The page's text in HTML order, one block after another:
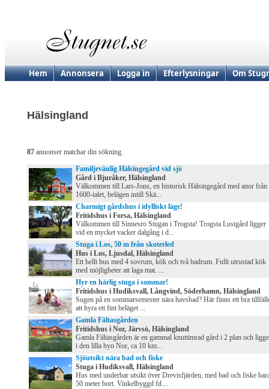
Hem Annonsera Logga in Efterlysningar Om
Hälsingland
87 annonser matchar din sökning.
Familjevänlig Hälsingegård vid sjö
Gård i Bjuråker, Hälsingland
Välkommen till Lars-Jons, en historisk Hälsingegård med anor från
1600-talet, belägen intill Skä...
Charmigt gårdshus i idylliskt läge!
Fritidshus i Forsa, Hälsingland
Välkommen till Sinnesro Stugan i Trogsta! Trogsta Lustgård ligger
vid en mycket vacker dalgång i d...
Stuga i Los, 50 m från skoterled
Hus i Los, Ljusdal, Hälsingland
Ett hellt hus med 4 sovrum, kök och två badrum. Fullt utrustad kök
med möjligheter att laga mat. ...
Hyr en härlig stuga i sommar!
Fritidshus i Hudiksvall, Långvind, Söderhamn, Hälsingland
Sugen på en sommarsemester nära havsbad? Här finns ett bra
att hyra ett fint beläget ...
Gamla Fältasgården
Fritidshus i Nor, Järvsö, Hälsingland
Gamla Fältasgården är en gammal knuttimrad gård i 2 plan och
i den lilla byn Nor, ca 10 km...
Sjöutsikt nära bad och fiske
Stuga i Hudiksvall, Hälsingland
Hus med underbar utsikt över Drevisfjärden, med bad och fiske
50 meter bort. Vinkelbyggd fd....